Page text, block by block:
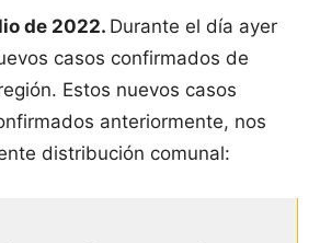
de 2022. Durante el día ayer
casos confirmados de
Estos nuevos casos
anteriormente, nos
distribución comunal: